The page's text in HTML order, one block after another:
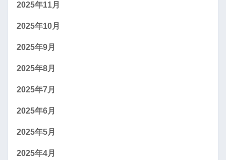
2025年11月
2025年10月
2025年9月
2025年8月
2025年7月
2025年6月
2025年5月
2025年4月